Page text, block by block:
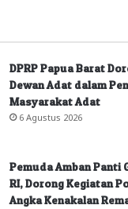
DPRP Papua Barat
Dewan Adat dalam
Masyarakat Adat
6 Agustus 2026
Pemuda Amban Panti
RI, Dorong Kegiatan
Angka Kenakalan